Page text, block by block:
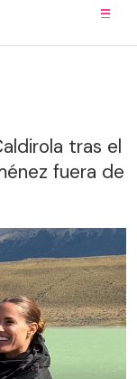
tras el
fuera de